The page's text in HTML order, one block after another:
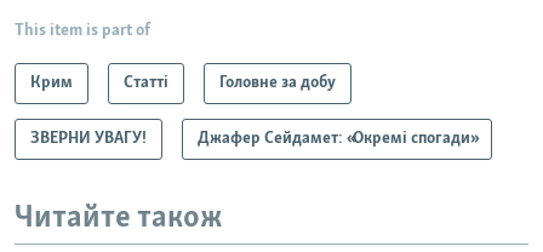
This item is part of
Крим Статті Головне за добу
ЗВЕРНИ УВАГУ! Джафер Сейдамет: «Окремі спогади»
Читайте також